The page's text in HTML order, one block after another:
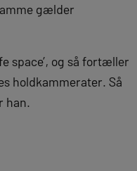
gælder
space’, og så fortæller
holdkammerater. Så
han.